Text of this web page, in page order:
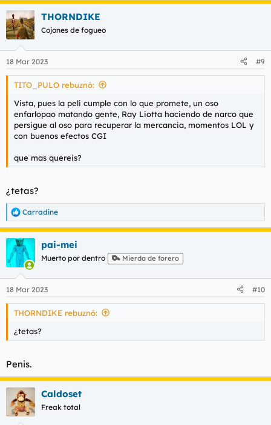
THORNDIKE
Cojones de fogueo
18 Mar 2023 #9
TITO_PULO rebuznó:
Vista, pues la peli cumple con lo que promete, un oso
enfarlopao matando gente, Ray Liotta haciendo de narco que
persigue al oso para recuperar la mercancia, momentos LOL y
con buenos efectos CGI
que mas quereis?
¿tetas?
R
e
a
c
c
i
e
s
Carradine
pai-mei
Muerto por dentro Mierda de forero
18 Mar 2023 #10
THORNDIKE rebuznó:
¿tetas?
Penis.
Caldoset
Freak total